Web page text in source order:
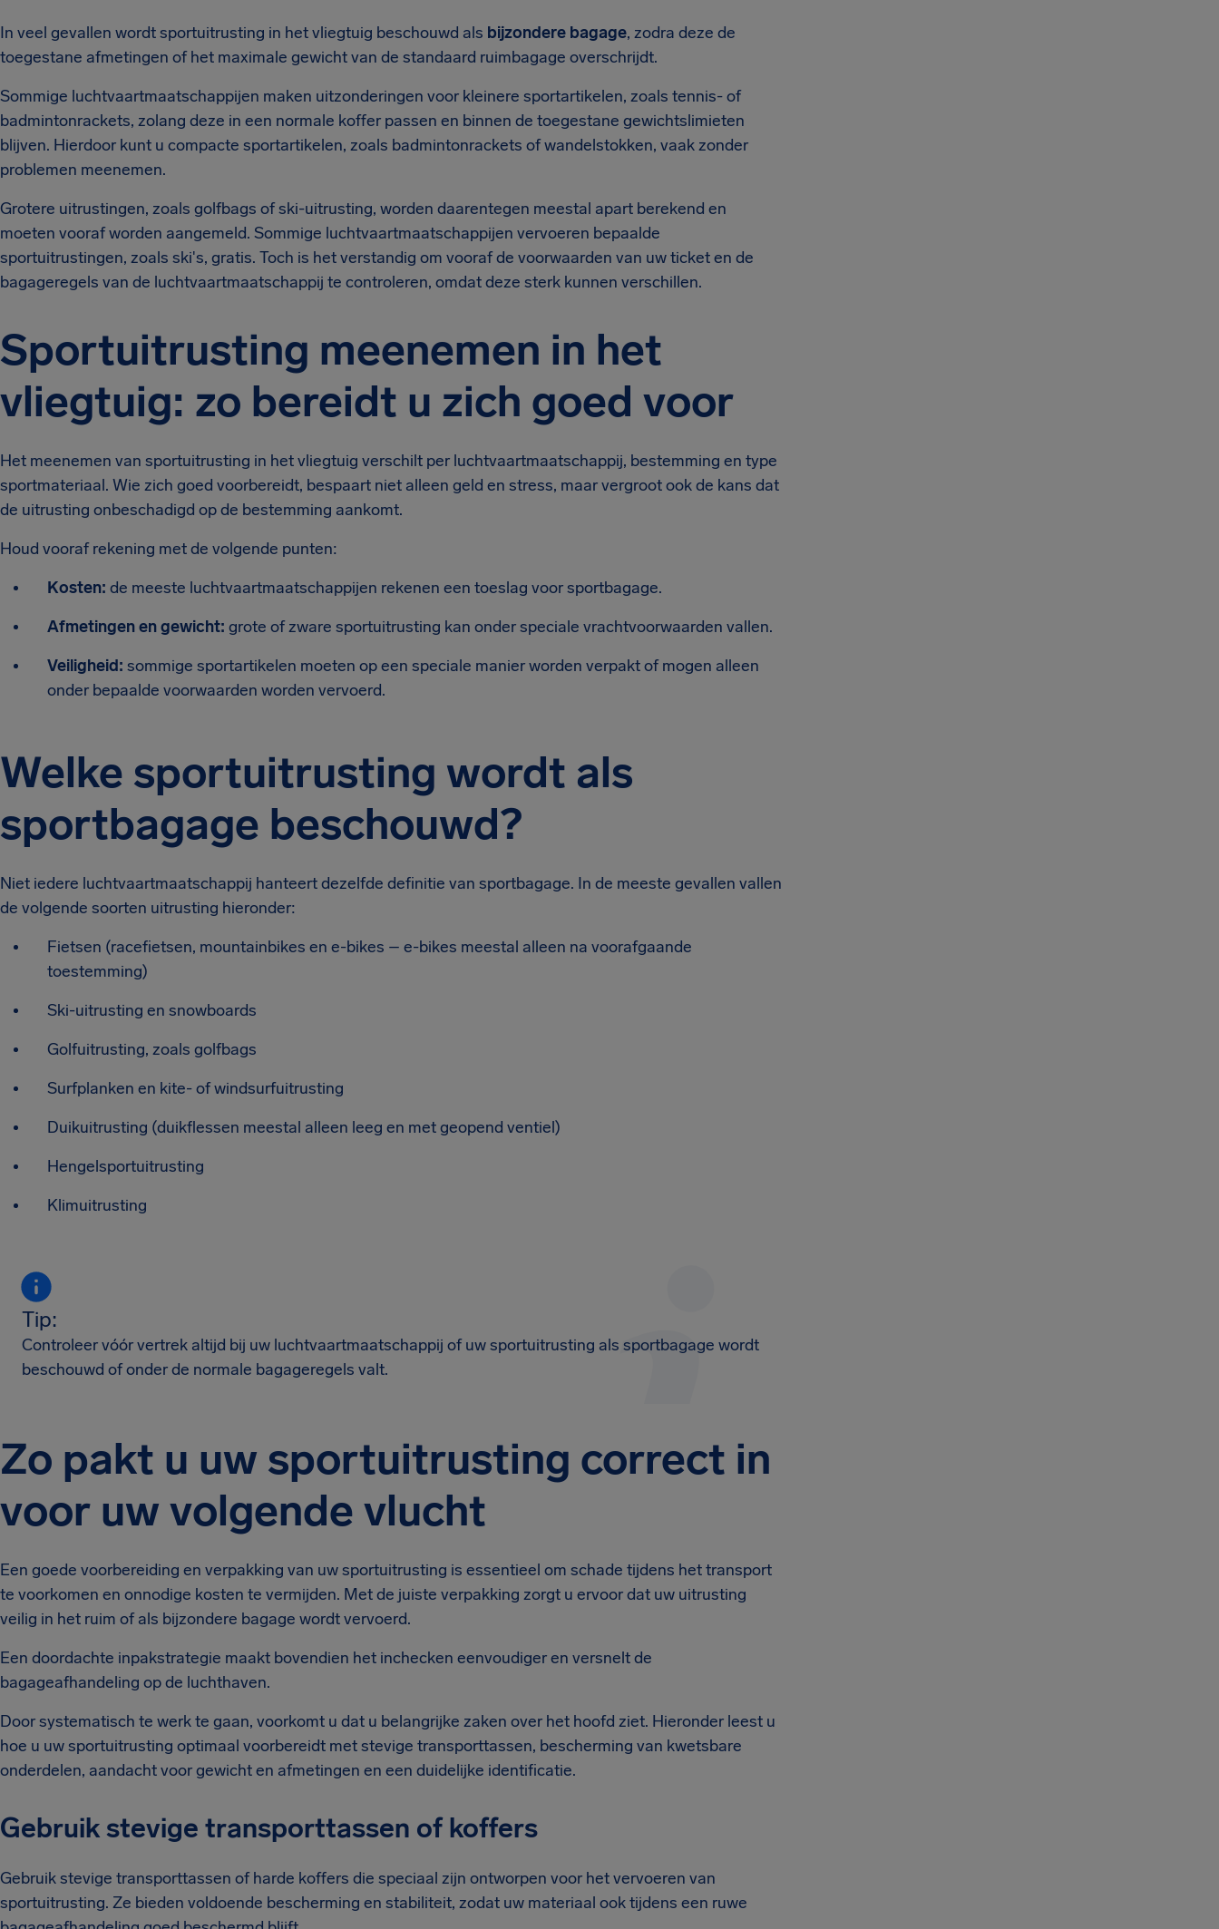
In veel gevallen wordt sportuitrusting in het vliegtuig beschouwd als bijzondere bagage, zodra deze de
toegestane afmetingen of het maximale gewicht van de standaard ruimbagage overschrijdt.
Sommige luchtvaartmaatschappijen maken uitzonderingen voor kleinere sportartikelen, zoals tennis- of
badmintonrackets, zolang deze in een normale koffer passen en binnen de toegestane gewichtslimieten
blijven. Hierdoor kunt u compacte sportartikelen, zoals badmintonrackets of wandelstokken, vaak zonder
problemen meenemen.
Grotere uitrustingen, zoals golfbags of ski-uitrusting, worden daarentegen meestal apart berekend en
moeten vooraf worden aangemeld. Sommige luchtvaartmaatschappijen vervoeren bepaalde
sportuitrustingen, zoals ski's, gratis. Toch is het verstandig om vooraf de voorwaarden van uw ticket en de
bagageregels van de luchtvaartmaatschappij te controleren, omdat deze sterk kunnen verschillen.
Sportuitrusting meenemen in het
vliegtuig: zo bereidt u zich goed voor
Het meenemen van sportuitrusting in het vliegtuig verschilt per luchtvaartmaatschappij, bestemming en type
sportmateriaal. Wie zich goed voorbereidt, bespaart niet alleen geld en stress, maar vergroot ook de kans dat
de uitrusting onbeschadigd op de bestemming aankomt.
Houd vooraf rekening met de volgende punten:
Kosten: de meeste luchtvaartmaatschappijen rekenen een toeslag voor sportbagage.
Afmetingen en gewicht: grote of zware sportuitrusting kan onder speciale vrachtvoorwaarden vallen.
Veiligheid: sommige sportartikelen moeten op een speciale manier worden verpakt of mogen alleen
onder bepaalde voorwaarden worden vervoerd.
Welke sportuitrusting wordt als
sportbagage beschouwd?
Niet iedere luchtvaartmaatschappij hanteert dezelfde definitie van sportbagage. In de meeste gevallen vallen
de volgende soorten uitrusting hieronder:
Fietsen (racefietsen, mountainbikes en e-bikes – e-bikes meestal alleen na voorafgaande
toestemming)
Ski-uitrusting en snowboards
Golfuitrusting, zoals golfbags
Surfplanken en kite- of windsurfuitrusting
Duikuitrusting (duikflessen meestal alleen leeg en met geopend ventiel)
Hengelsportuitrusting
Klimuitrusting
Tip:
Controleer vóór vertrek altijd bij uw luchtvaartmaatschappij of uw sportuitrusting als sportbagage wordt
beschouwd of onder de normale bagageregels valt.
Zo pakt u uw sportuitrusting correct in
voor uw volgende vlucht
Een goede voorbereiding en verpakking van uw sportuitrusting is essentieel om schade tijdens het transport
te voorkomen en onnodige kosten te vermijden. Met de juiste verpakking zorgt u ervoor dat uw uitrusting
veilig in het ruim of als bijzondere bagage wordt vervoerd.
Een doordachte inpakstrategie maakt bovendien het inchecken eenvoudiger en versnelt de
bagageafhandeling op de luchthaven.
Door systematisch te werk te gaan, voorkomt u dat u belangrijke zaken over het hoofd ziet. Hieronder leest u
hoe u uw sportuitrusting optimaal voorbereidt met stevige transporttassen, bescherming van kwetsbare
onderdelen, aandacht voor gewicht en afmetingen en een duidelijke identificatie.
Gebruik stevige transporttassen of koffers
Gebruik stevige transporttassen of harde koffers die speciaal zijn ontworpen voor het vervoeren van
sportuitrusting. Ze bieden voldoende bescherming en stabiliteit, zodat uw materiaal ook tijdens een ruwe